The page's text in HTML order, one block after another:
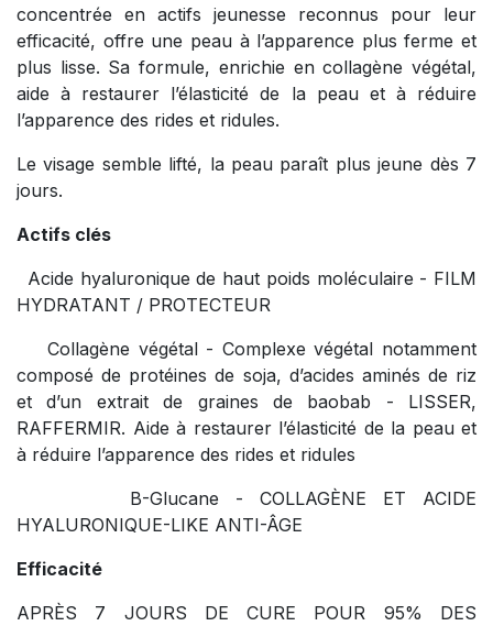
concentrée en actifs jeunesse reconnus pour leur
efficacité, offre une peau à l’apparence plus ferme et
plus lisse. Sa formule, enrichie en collagène végétal,
aide à restaurer l’élasticité de la peau et à réduire
l’apparence des rides et ridules.
Le visage semble lifté, la peau paraît plus jeune dès 7
jours.
Actifs clés
Acide hyaluronique de haut poids moléculaire - FILM
HYDRATANT / PROTECTEUR
Collagène végétal - Complexe végétal notamment
composé de protéines de soja, d’acides aminés de riz
et d’un extrait de graines de baobab - LISSER,
RAFFERMIR. Aide à restaurer l’élasticité de la peau et
à réduire l’apparence des rides et ridules
B-Glucane - COLLAGÈNE ET ACIDE
HYALURONIQUE-LIKE ANTI-ÂGE
Efficacité
APRÈS 7 JOURS DE CURE POUR 95% DES